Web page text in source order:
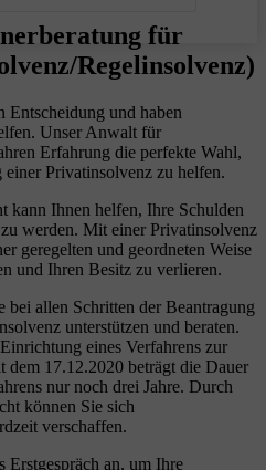
für
Regelinsolvenz)
Entscheidung und haben
Unser Anwalt für
Erfahrung die perfekte Wahl,
Privatinsolvenz zu helfen.
kann Ihnen helfen, Ihre Schulden
werden. Mit einer Privatinsolvenz
geregelten und geordneten Weise
und Ihren Besitz zu verlieren.
allen Schritten der Beantragung
unterstützen und beraten.
eines Verfahrens zur
dem 17.12.2020 beträgt die Dauer
nur noch drei Jahre. Durch
können Sie sich
verschaffen.
Erstgespräch an, um Ihre